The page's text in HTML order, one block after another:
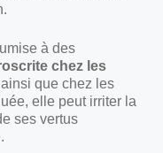
à des
chez les
ainsi que chez les
elle peut irriter la
ses vertus